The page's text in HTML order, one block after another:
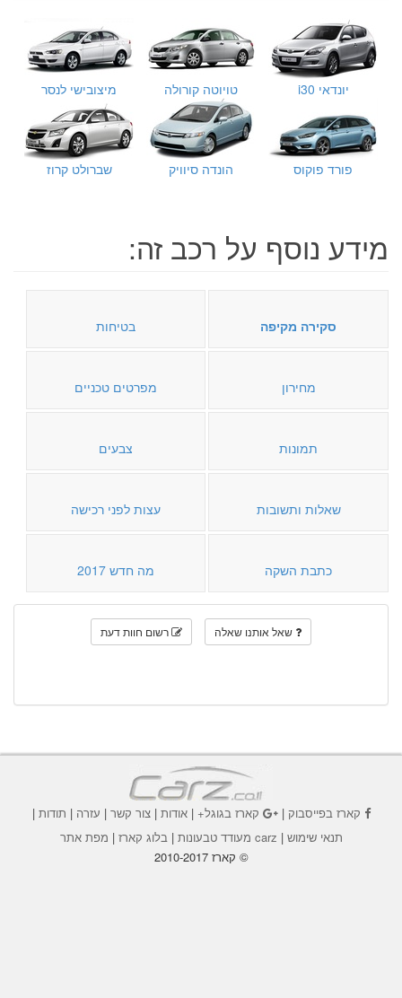
יונדאי i30 טויוטה קורולה מיצובישי לנסר
פורד פוקוס הונדה סיוויק שברולט קרוז
מידע נוסף על רכב זה:
סקירה מקיפה בטיחות
מחירון מפרטים טכניים
תמונות צבעים
שאלות ותשובות עצות לפני רכישה
כתבת השקה מה חדש 2017
שאל אותנו שאלה רשום חוות דעת
קארז בפייסבוק| קארז בגוגל+|אודות |צור קשר | עזרה | תודות |
תנאי שימוש | carz מעודד טבעונות | בלוג קארז | מפת אתר
© קארז 2010-2017